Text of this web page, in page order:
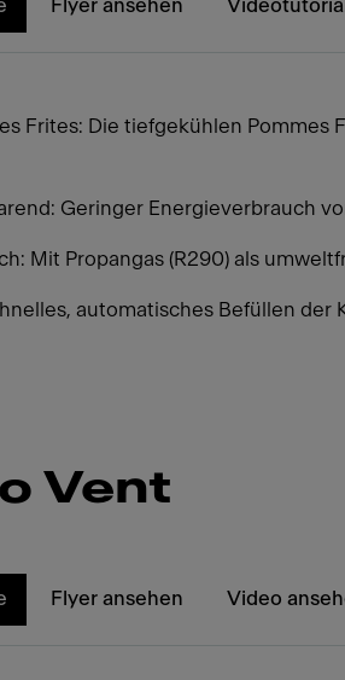
Flyer ansehen
Frites: Die tiefgekühlen
Geringer Energieverbrauch
Mit Propangas (R290) als
automatisches Befüllen der
Vent
Flyer ansehen Video